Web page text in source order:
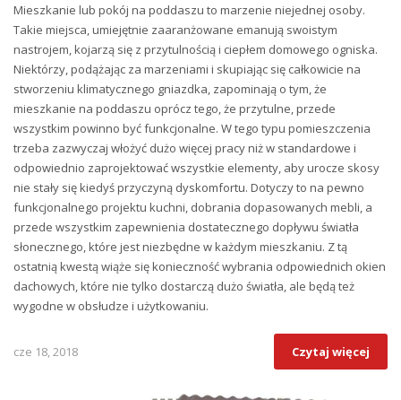
Mieszkanie lub pokój na poddaszu to marzenie niejednej osoby.
Takie miejsca, umiejętnie zaaranżowane emanują swoistym
nastrojem, kojarzą się z przytulnością i ciepłem domowego ogniska.
Niektórzy, podążając za marzeniami i skupiając się całkowicie na
stworzeniu klimatycznego gniazdka, zapominają o tym, że
mieszkanie na poddaszu oprócz tego, że przytulne, przede
wszystkim powinno być funkcjonalne. W tego typu pomieszczenia
trzeba zazwyczaj włożyć dużo więcej pracy niż w standardowe i
odpowiednio zaprojektować wszystkie elementy, aby urocze skosy
nie stały się kiedyś przyczyną dyskomfortu. Dotyczy to na pewno
funkcjonalnego projektu kuchni, dobrania dopasowanych mebli, a
przede wszystkim zapewnienia dostatecznego dopływu światła
słonecznego, które jest niezbędne w każdym mieszkaniu. Z tą
ostatnią kwestą wiąże się konieczność wybrania odpowiednich okien
dachowych, które nie tylko dostarczą dużo światła, ale będą też
wygodne w obsłudze i użytkowaniu.
cze 18, 2018 Czytaj więcej